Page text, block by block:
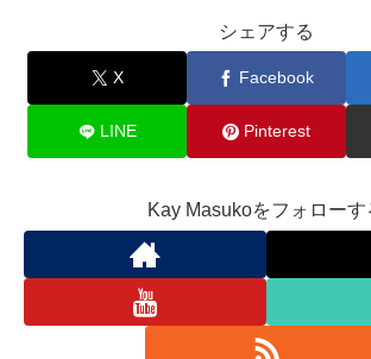
シェアする
X Facebook
LINE Pinterest
Kay Masukoをフォローす